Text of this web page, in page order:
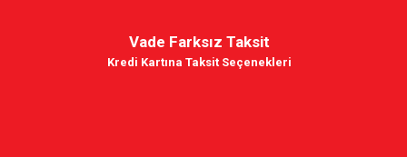
Vade Farksız Taksit
Kredi Kartına Taksit Seçenekleri